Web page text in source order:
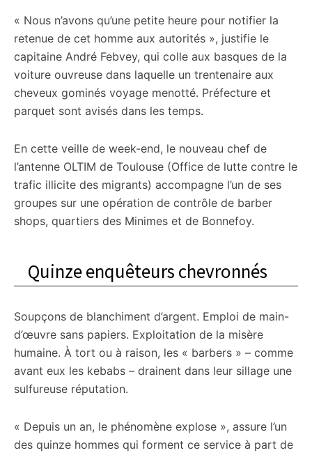
« Nous n’avons qu’une petite heure pour notifier la
retenue de cet homme aux autorités », justifie le
capitaine André Febvey, qui colle aux basques de la
voiture ouvreuse dans laquelle un trentenaire aux
cheveux gominés voyage menotté. Préfecture et
parquet sont avisés dans les temps.
En cette veille de week-end, le nouveau chef de
l’antenne OLTIM de Toulouse (Office de lutte contre le
trafic illicite des migrants) accompagne l’un de ses
groupes sur une opération de contrôle de barber
shops, quartiers des Minimes et de Bonnefoy.
Quinze enquêteurs chevronnés
Soupçons de blanchiment d’argent. Emploi de main-
d’œuvre sans papiers. Exploitation de la misère
humaine. À tort ou à raison, les « barbers » – comme
avant eux les kebabs – drainent dans leur sillage une
sulfureuse réputation.
« Depuis un an, le phénomène explose », assure l’un
des quinze hommes qui forment ce service à part de